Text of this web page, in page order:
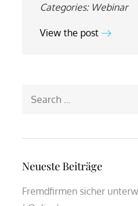
Categories: Webinar
View the post
Neueste Beiträge
Fremdfirmen sicher